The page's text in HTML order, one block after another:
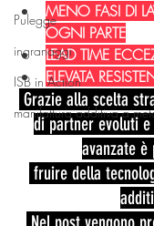
Pulegge
ingranaggi
ISB in Action
manifattura additiva a
MENO FASI DI
OGNI PARTE
LEAD TIME
ELEVATA
di partner evoluti e
avanzate è